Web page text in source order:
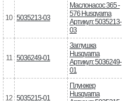
10 5035213-03
Маслонасос 365 -
576 Husqvarna
Артикул: 5035213-
03
11 5036249-01
Заглушка
Husqvarna
Артикул: 5036249-
01
12 5035215-01
Плунжер
Husqvarna